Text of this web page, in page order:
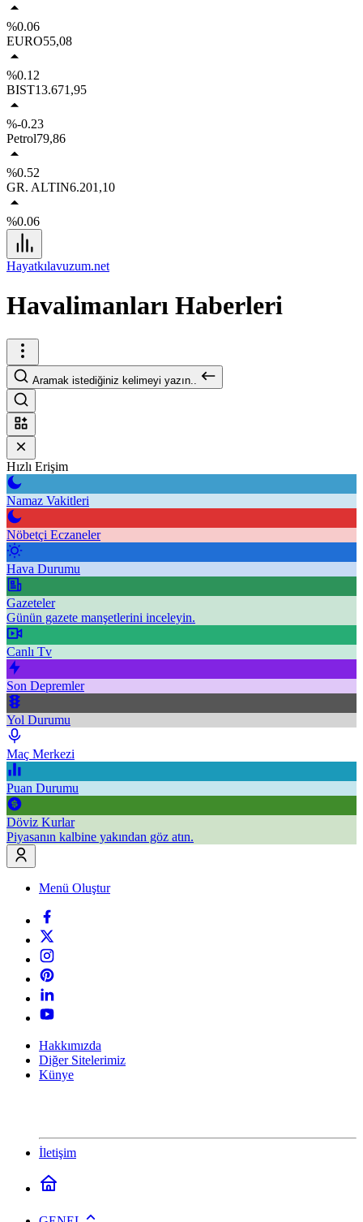
%0.06
EURO55,08
%0.12
BIST13.671,95
%-0.23
Petrol79,86
%0.52
GR. ALTIN6.201,10
%0.06
Hayatkılavuzum.net
Havalimanları Haberleri
Aramak istediğiniz kelimeyi yazın..
Hızlı Erişim
Namaz Vakitleri
Nöbetçi Eczaneler
Hava Durumu
Gazeteler
Günün gazete manşetlerini inceleyin.
Canlı Tv
Son Depremler
Yol Durumu
Maç Merkezi
Puan Durumu
Döviz Kurlar
Piyasanın kalbine yakından göz atın.
Menü Oluştur
Hakkımızda
Diğer Sitelerimiz
Künye
İletişim